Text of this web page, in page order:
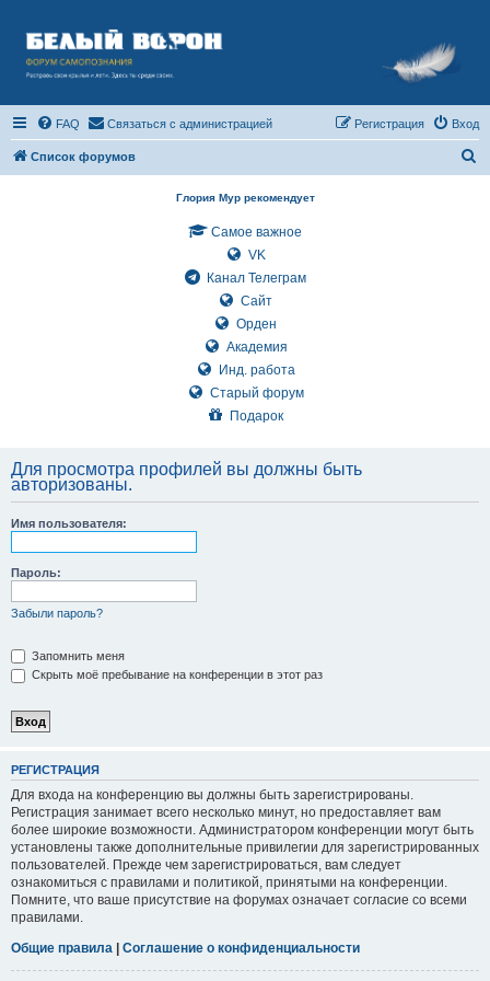
FAQ Связаться с администрацией Вход
Регистрация
Список форумов
Глория Мур рекомендует
Самое важное
VK
Канал Телеграм
Сайт
Орден
Академия
Инд. работа
Старый форум
Подарок
Для просмотра профилей вы должны быть
авторизованы.
Имя пользователя:
Пароль:
Забыли пароль?
Запомнить меня
Скрыть моё пребывание на конференции в этот раз
РЕГИСТРАЦИЯ
Для входа на конференцию вы должны быть зарегистрированы.
Регистрация занимает всего несколько минут, но предоставляет вам
более широкие возможности. Администратором конференции могут быть
установлены также дополнительные привилегии для зарегистрированных
пользователей. Прежде чем зарегистрироваться, вам следует
ознакомиться с правилами и политикой, принятыми на конференции.
Помните, что ваше присутствие на форумах означает согласие со всеми
правилами.
Общие правила
Соглашение о конфиденциальности